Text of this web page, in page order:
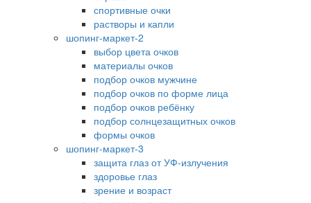
спортивные очки
растворы и капли
шопинг-маркет-2
выбор цвета очков
материалы очков
подбор очков мужчине
подбор очков по форме лица
подбор очков ребёнку
подбор солнцезащитных очков
формы очков
шопинг-маркет-3
защита глаз от УФ-излучения
здоровье глаз
зрение и возраст